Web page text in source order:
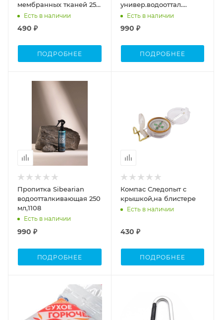
мембранных тканей 250
мл,1137
Есть в наличии
490 ₽
ПОДРОБНЕЕ
универ.водооттал.
(аэрозоль) 250 мл,1127
Есть в наличии
990 ₽
ПОДРОБНЕЕ
Пропитка Sibearian
водоотталкивающая 250
мл,1108
Есть в наличии
990 ₽
ПОДРОБНЕЕ
Компас Следопыт с
крышкой,на блистере
Есть в наличии
430 ₽
ПОДРОБНЕЕ